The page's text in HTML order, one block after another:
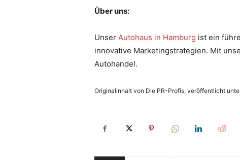
Über uns:
Unser Autohaus in Hamburg ist ein
innovative Marketingstrategien. Mit
Autohandel.
Originalinhalt von Die PR-Profis, veröffentlicht